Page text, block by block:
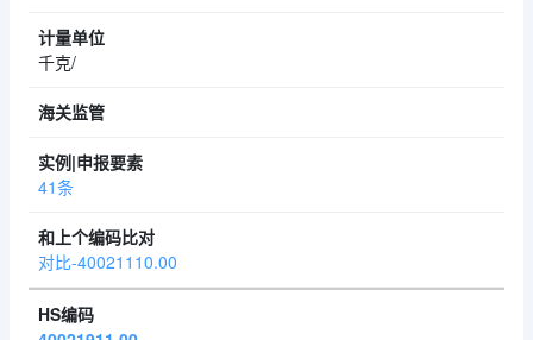
千克/
41条
对比-40021110.00